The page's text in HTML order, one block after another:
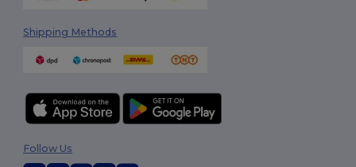
Shipping Methods
Follow Us